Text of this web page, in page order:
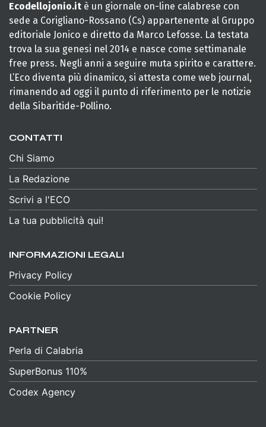
Ecodellojonio.it è un giornale on-line calabrese con
sede a Corigliano-Rossano (Cs) appartenente al Gruppo
editoriale Jonico e diretto da Marco Lefosse. La testata
trova la sua genesi nel 2014 e nasce come settimanale
free press. Negli anni a seguire muta spirito e carattere.
L’Eco diventa più dinamico, si attesta come web journal,
rimanendo ad oggi il punto di riferimento per le notizie
della Sibaritide-Pollino.
CONTATTI
Chi Siamo
La Redazione
Scrivi a l'ECO
La tua pubblicità qui!
INFORMAZIONI LEGALI
Privacy Policy
Cookie Policy
PARTNER
Perla di Calabria
SuperBonus 110%
Codex Agency